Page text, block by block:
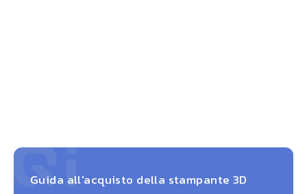
Guida all'acquisto della stampante 3D